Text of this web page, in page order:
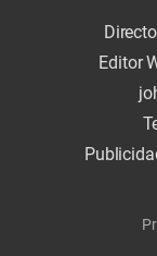
Editor